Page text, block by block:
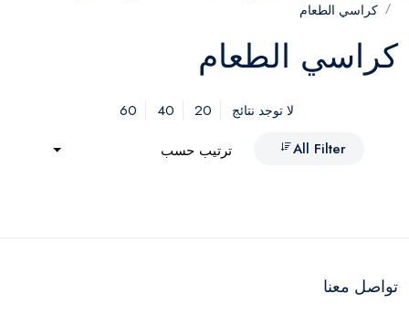
كراسي الطعام
كراسي الطعام
لا توجد نتائج 20
40
60
All Filter
ترتيب حسب
تواصل معنا